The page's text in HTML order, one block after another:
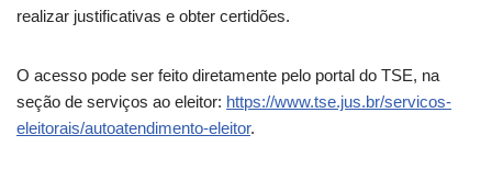
realizar justificativas e obter certidões.
O acesso pode ser feito diretamente pelo portal do TSE, na
seção de serviços ao eleitor: https://www.tse.jus.br/servicos-
eleitorais/autoatendimento-eleitor.